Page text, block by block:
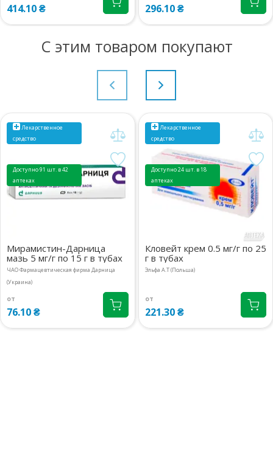
414.10 ₴ 296.10 ₴
С этим товаром покупают
Лекарственное
средство
Доступно 91 шт. в 42
аптеках
Мирамистин-Дарница
мазь 5 мг/г по 15 г в тубах
ЧАО Фармацевтическая фирма Дарница
(Украина)
от
76.10 ₴
Лекарственное
средство
Доступно 24 шт. в 18
аптеках
Кловейт крем 0.5 мг/г по 25
г в тубах
Эльфа А.Т (Польша)
от
221.30 ₴